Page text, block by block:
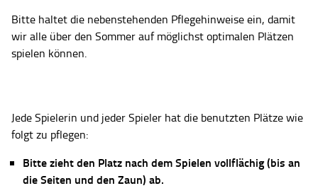
Bitte haltet die nebenstehenden Pflegehinweise ein, damit
wir alle über den Sommer auf möglichst optimalen Plätzen
spielen können.
Jede Spielerin und jeder Spieler hat die benutzten Plätze wie
folgt zu pflegen:
Bitte zieht den Platz nach dem Spielen vollflächig (bis an
die Seiten und den Zaun) ab.